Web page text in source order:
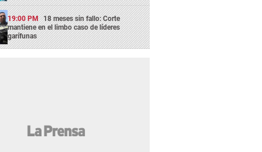
19:00 PM 18 meses sin fallo: Corte
mantiene en el limbo caso de líderes
garífunas